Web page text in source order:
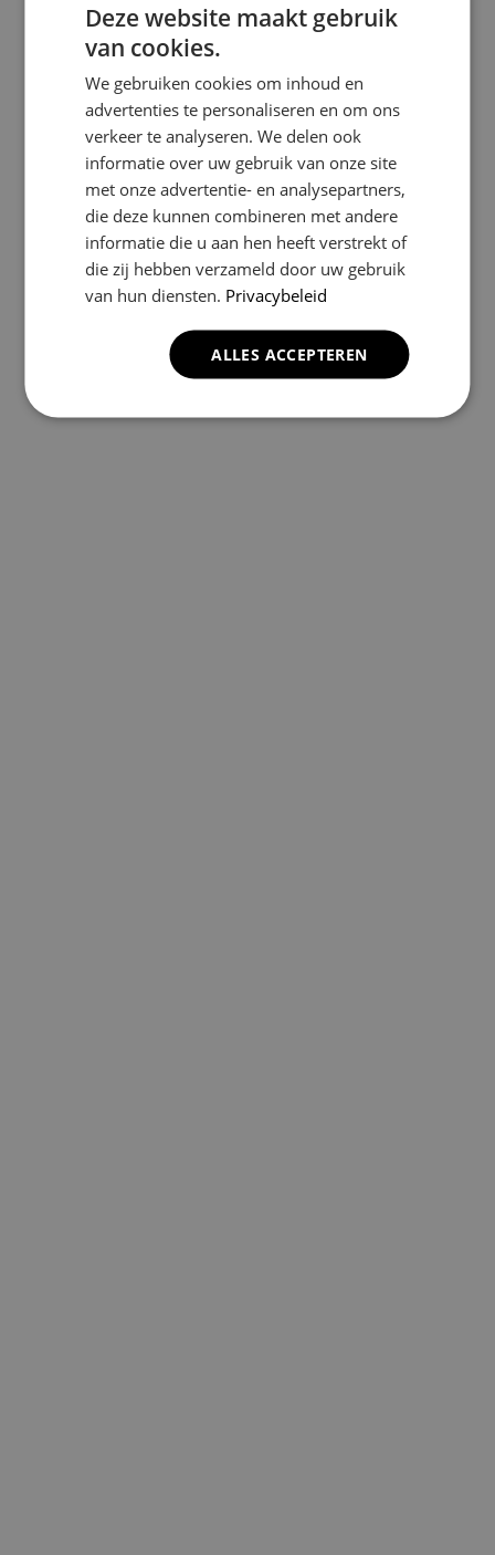
Deze website maakt gebruik
van cookies.
We gebruiken cookies om inhoud en
advertenties te personaliseren en om ons
verkeer te analyseren. We delen ook
informatie over uw gebruik van onze site
met onze advertentie- en analysepartners,
die deze kunnen combineren met andere
informatie die u aan hen heeft verstrekt of
die zij hebben verzameld door uw gebruik
van hun diensten. Privacybeleid
ALLES ACCEPTEREN